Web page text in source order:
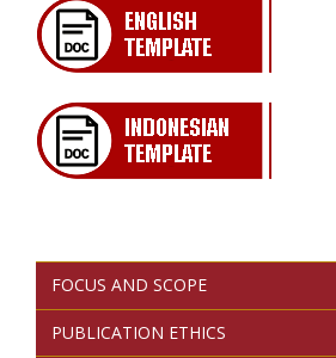
FOCUS AND SCOPE
PUBLICATION ETHICS